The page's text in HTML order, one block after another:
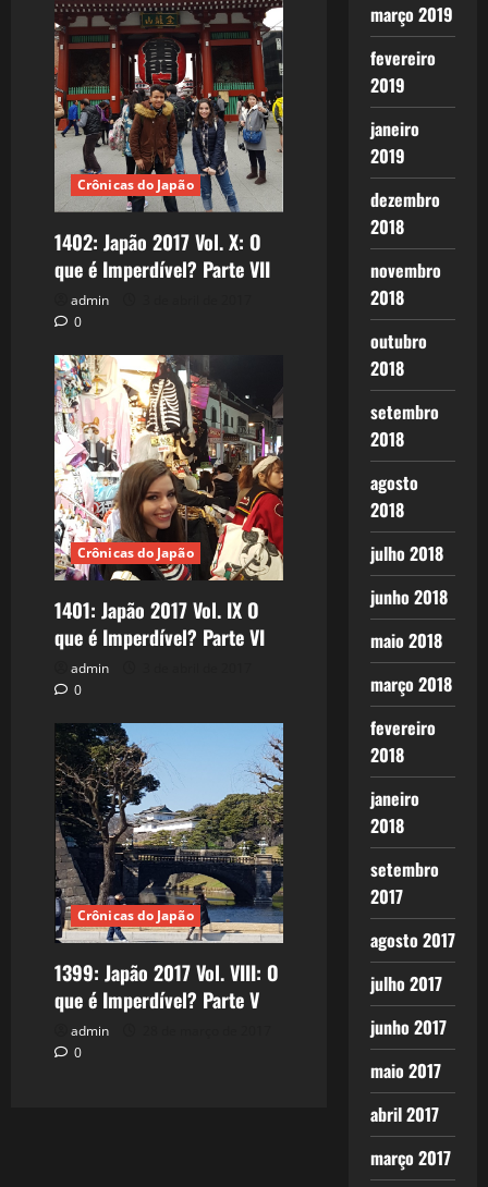
Crônicas do Japão
1402: Japão 2017 Vol. X: O
que é Imperdível? Parte VII
admin
0
Crônicas do Japão
1401: Japão 2017 Vol. IX O
que é Imperdível? Parte VI
admin
0
Crônicas do Japão
1399: Japão 2017 Vol. VIII: O
que é Imperdível? Parte V
admin
0
março 2019
fevereiro
2019
janeiro
2019
dezembro
2018
novembro
2018
outubro
2018
setembro
2018
agosto
2018
julho 2018
junho 2018
maio 2018
março 2018
fevereiro
2018
janeiro
2018
setembro
2017
agosto 2017
julho 2017
junho 2017
maio 2017
abril 2017
março 2017